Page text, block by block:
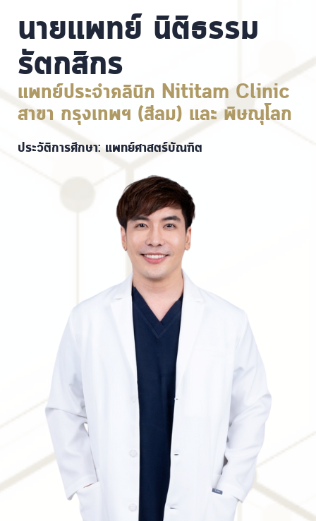
นายแพทย์ นิติธรรม
รัตกสิกร
แพทย์ประจำคลินิก Nititam Clinic
สาขา กรุงเทพฯ (สีลม) และ พิษณุโลก
ประวัติการศึกษา: แพทย์ศาสตร์บัณฑิต